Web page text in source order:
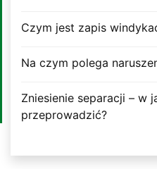
Czym jest zapis
Na czym polega
Zniesienie separacji – w
przeprowadzić?